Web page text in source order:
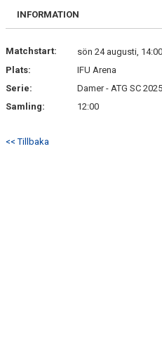
BILJETTER
PARTNERS
#VISTÄLLERUPP
INFORMATION
Matchstart:
sön 24 augusti, 14:00
Plats:
IFU Arena
Serie:
Damer - ATG SC
Samling:
12:00
<< Tillbaka